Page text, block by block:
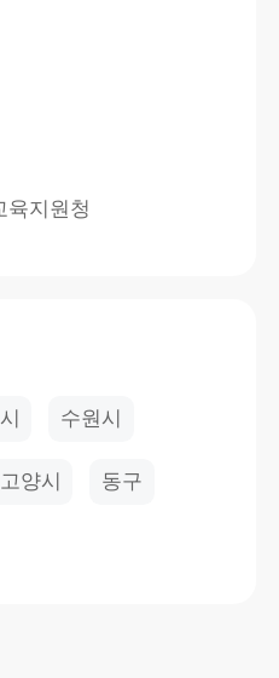
육지원청
수원시
고양시 동구